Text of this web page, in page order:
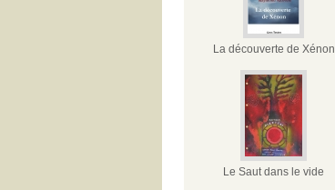
La découverte de Xénon
Le Saut dans le vide